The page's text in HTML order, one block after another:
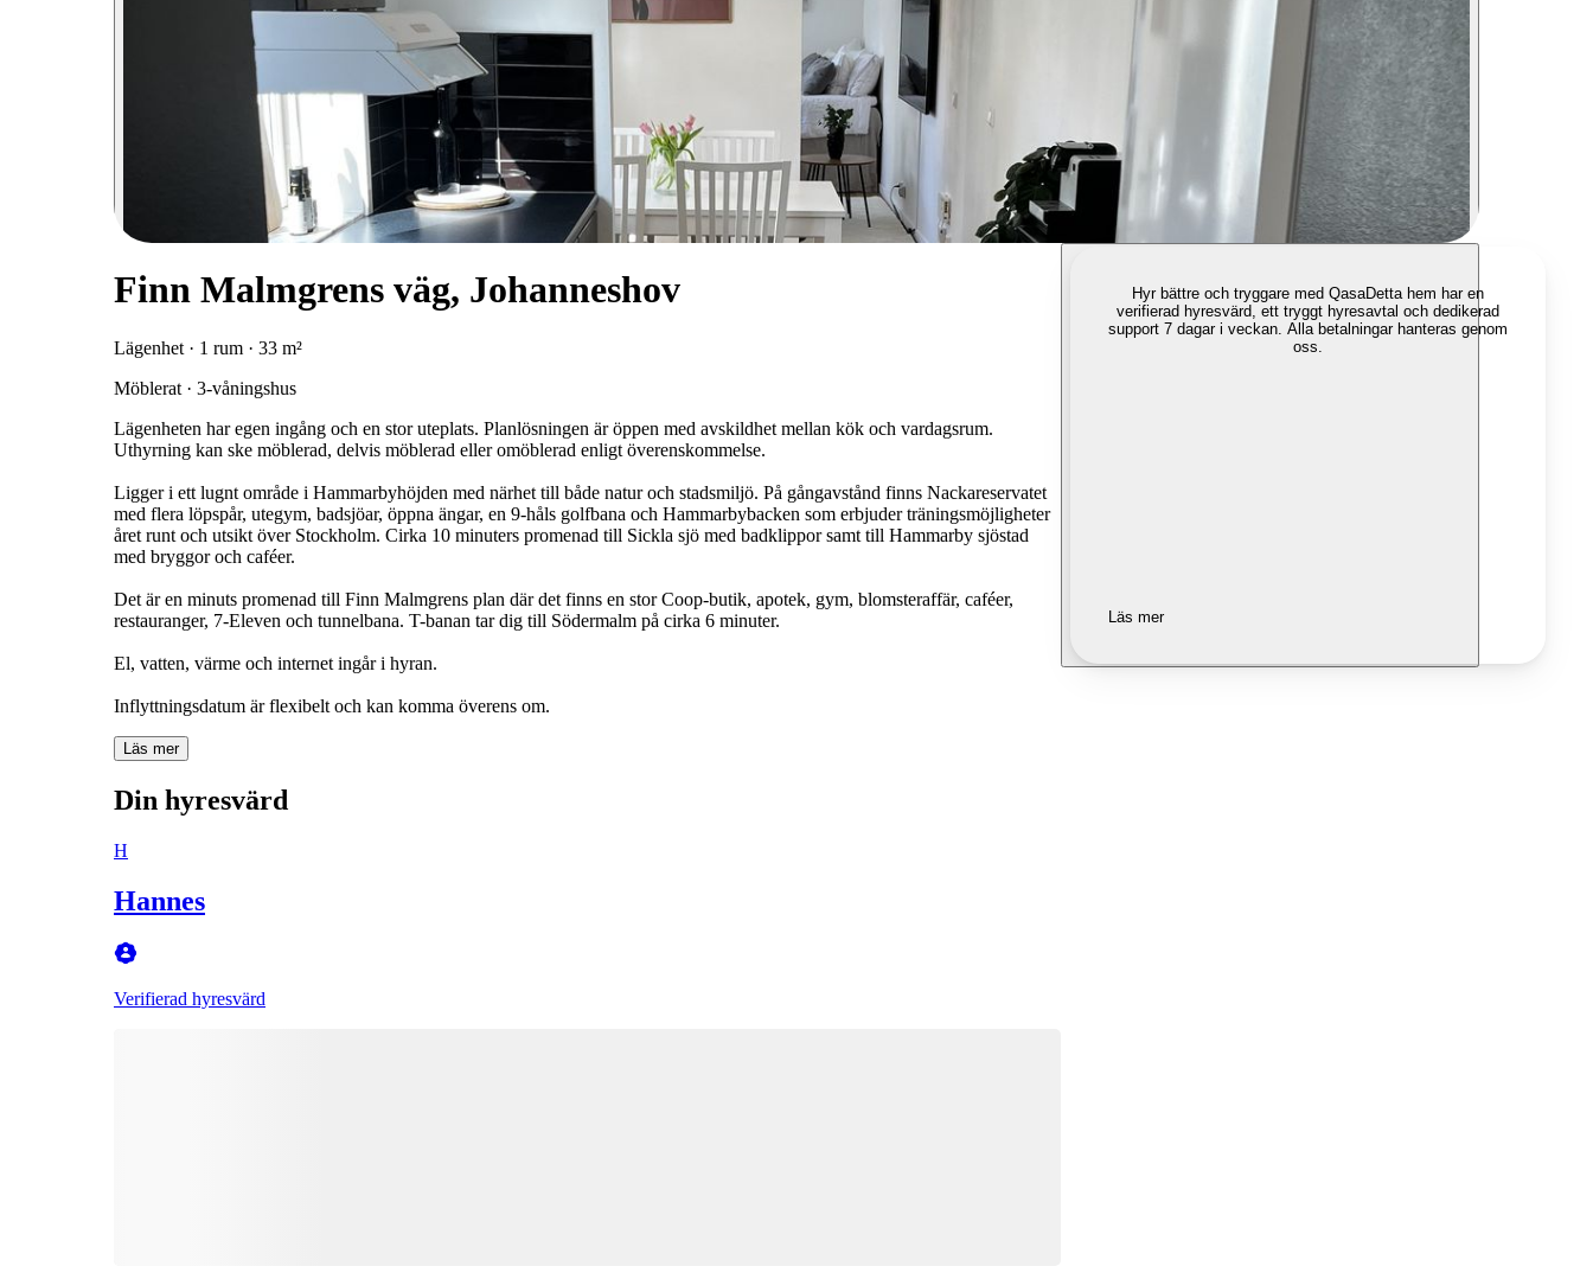
Finn Malmgrens väg, Johanneshov
Lägenhet · 1 rum · 33 m²
Möblerat · 3-våningshus
Lägenheten har egen ingång och en stor uteplats. Planlösningen är öppen med avskildhet mellan kök och vardagsrum.
Uthyrning kan ske möblerad, delvis möblerad eller omöblerad enligt överenskommelse.
Ligger i ett lugnt område i Hammarbyhöjden med närhet till både natur och stadsmiljö. På gångavstånd finns Nackareservatet
med flera löpspår, utegym, badsjöar, öppna ängar, en 9-håls golfbana och Hammarbybacken som erbjuder träningsmöjligheter
året runt och utsikt över Stockholm. Cirka 10 minuters promenad till Sickla sjö med badklippor samt till Hammarby sjöstad
med bryggor och caféer.
Det är en minuts promenad till Finn Malmgrens plan där det finns en stor Coop-butik, apotek, gym, blomsteraffär, caféer,
restauranger, 7-Eleven och tunnelbana. T-banan tar dig till Södermalm på cirka 6 minuter.
El, vatten, värme och internet ingår i hyran.
Inflyttningsdatum är flexibelt och kan komma överens om.
Läs mer
Din hyresvärd
H
Hannes
Verifierad hyresvärd
Hyr bättre och tryggare med QasaDetta hem har en
verifierad hyresvärd, ett tryggt hyresavtal och dedikerad
support 7 dagar i veckan. Alla betalningar hanteras genom
oss.
Läs mer